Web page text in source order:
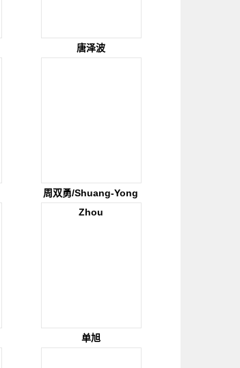
唐泽波
周双勇/Shuang-Yong
Zhou
单旭